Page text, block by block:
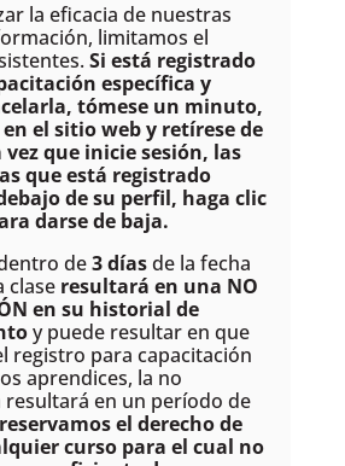
la eficacia de nuestras
limitamos el
Si está registrado
específica y
tómese un minuto,
el sitio web y retírese de
vez que inicie sesión, las
que está registrado
de su perfil, haga clic
darse de baja.
de3 díasde la fecha
clase resultará en una NO
en su historial de
y puede resultar en que
registro para capacitación
aprendices, la no
en un período de
el derecho de
curso para el cual no